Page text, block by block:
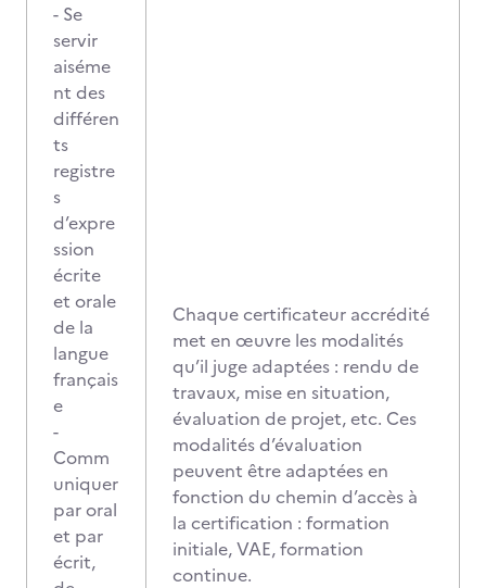
- Se
servir
aiséme
nt des
différen
ts
registre
s
d’expre
ssion
écrite
et orale
de la
langue
français
e
-
Comm
uniquer
par oral
et par
écrit,
Chaque certificateur accrédité
met en œuvre les modalités
qu’il juge adaptées : rendu de
travaux, mise en situation,
évaluation de projet, etc. Ces
modalités d’évaluation
peuvent être adaptées en
fonction du chemin d’accès à
la certification : formation
initiale, VAE, formation
continue.